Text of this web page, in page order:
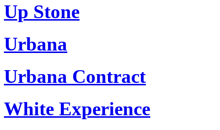
Up Stone
Urbana
Urbana Contract
White Experience